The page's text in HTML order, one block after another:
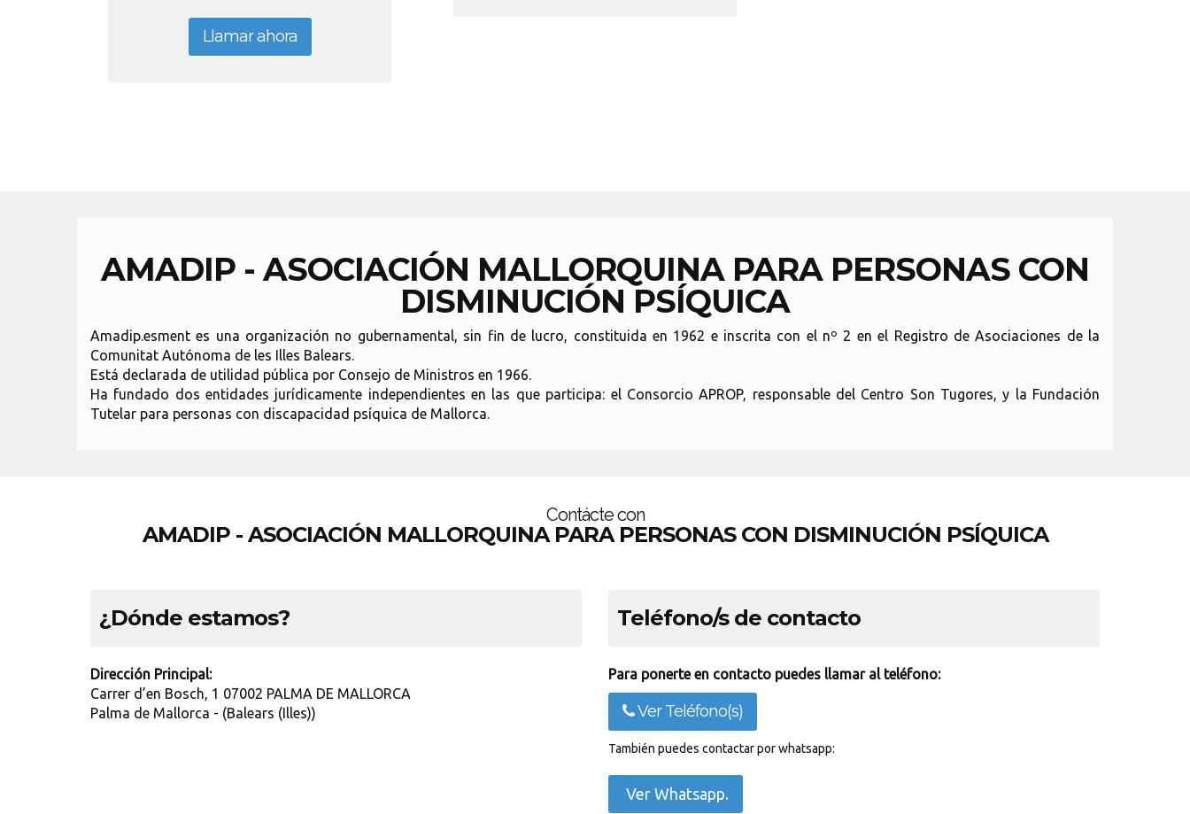
Llamar ahora
AMADIP - ASOCIACIÓN MALLORQUINA PARA PERSONAS CON
DISMINUCIÓN PSÍQUICA
Amadip.esment es una organización no gubernamental, sin fin de lucro, constituida en 1962 e inscrita con el nº 2 en el Registro de Asociaciones de la
Comunitat Autónoma de les Illes Balears.
Está declarada de utilidad pública por Consejo de Ministros en 1966.
Ha fundado dos entidades jurídicamente independientes en las que participa: el Consorcio APROP, responsable del Centro Son Tugores, y la Fundación
Tutelar para personas con discapacidad psíquica de Mallorca.
Contácte con
AMADIP - ASOCIACIÓN MALLORQUINA PARA PERSONAS CON DISMINUCIÓN PSÍQUICA
¿Dónde estamos?
Dirección Principal:
Carrer d’en Bosch, 1 07002 PALMA DE MALLORCA
Palma de Mallorca - (Balears (Illes))
Teléfono/s de contacto
Para ponerte en contacto puedes llamar al teléfono:
Ver Teléfono(s)
También puedes contactar por whatsapp:
Ver Whatsapp.